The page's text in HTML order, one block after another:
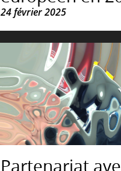
24 février 2025
Partenariat